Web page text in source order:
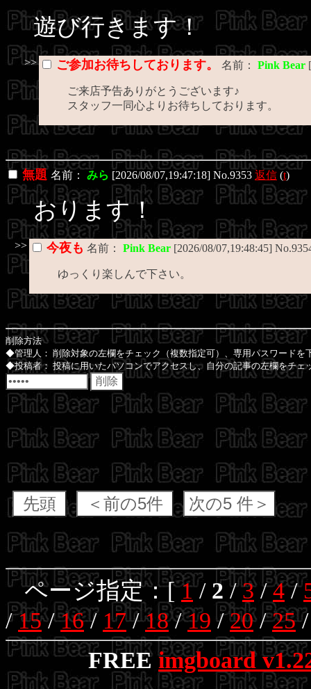
遊び行きます！
>> ご参加お待ちしております。 名前： Pink Bear
ご来店予告ありがとうございます♪
スタッフ一同心よりお待ちしております。
無題 名前： みら [2026/08/07,19:47:18] No.9353 返信 (t)
おります！
>> 今夜も 名前： Pink Bear [2026/08/07,19:48:45]
ゆっくり楽しんで下さい。
削除方法
◆管理人： 削除対象の左欄をチェック（複数指定可）、専用パスワードを
◆投稿者： 投稿に用いたパソコンでアクセスし、自分の記事の左欄をチ
ページ指定：[1/ 2 /3/4/
/15/16/ 17/18/19 /20/25
FREEimgboard